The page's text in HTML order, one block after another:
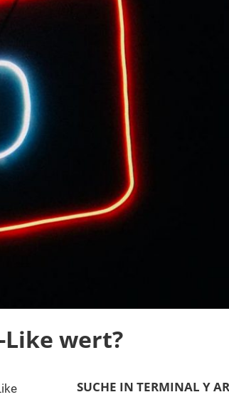
Like wert?
SUCHE IN TERMINAL Y